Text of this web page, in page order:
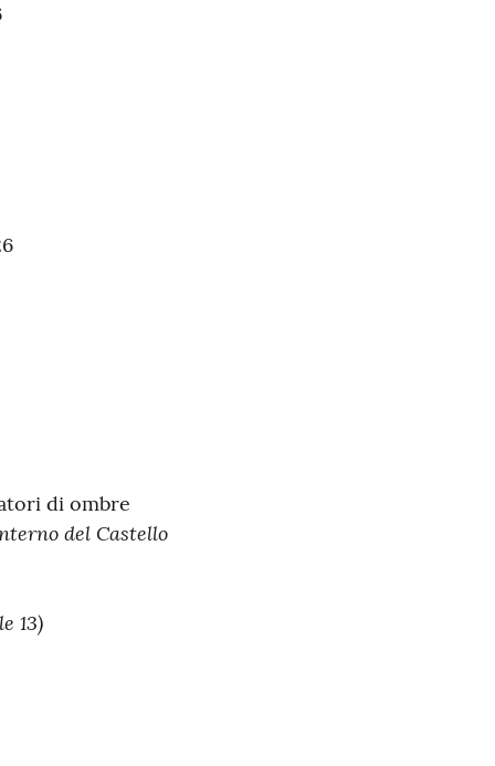
di ombre
del Castello
13)